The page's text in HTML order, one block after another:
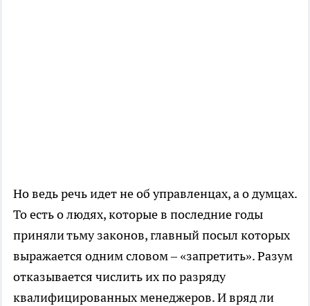
Но ведь речь идет не об управленцах, а о думцах.
То есть о людях, которые в последние годы
приняли тьму законов, главный посыл которых
выражается одним словом – «запретить». Разум
отказывается числить их по разряду
квалифицированных менеджеров. И вряд ли